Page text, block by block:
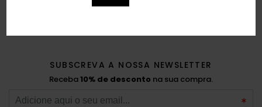
SUBSCREVA A NOSSA NEWSLETTER
Receba10% de desconto na sua compra.